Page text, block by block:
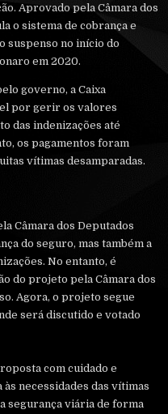
Aprovado pela Câmara dos
o sistema de cobrança e
suspenso no início do
em 2020.
governo, a Caixa
por gerir os valores
das indenizações até
os pagamentos foram
vítimas desamparadas.
Câmara dos Deputados
do seguro, mas também a
No entanto, é
do projeto pela Câmara dos
Agora, o projeto segue
será discutido e votado
com cuidado e
necessidades das vítimas
segurança viária de forma